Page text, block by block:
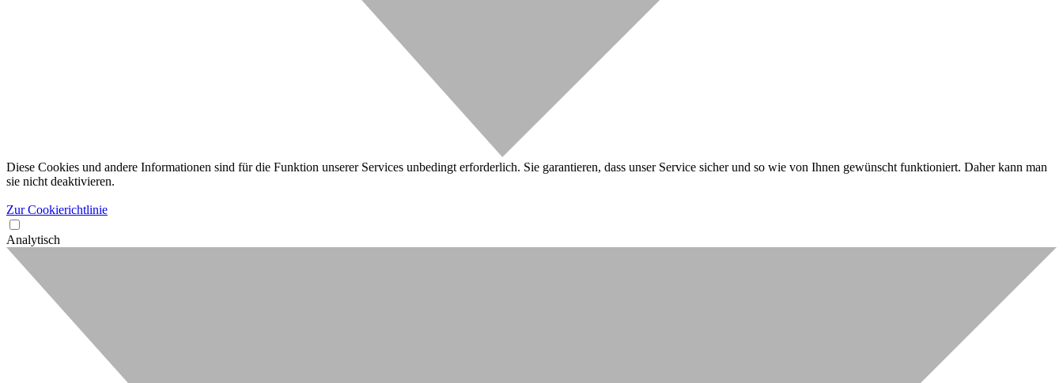
Diese Cookies und andere Informationen sind für die Funktion unserer Services unbedingt erforderlich. Sie garantieren, dass unser Service sicher und so wie von Ihnen gewünscht funktioniert. Daher kann man
sie nicht deaktivieren.
Zur Cookierichtlinie
Analytisch